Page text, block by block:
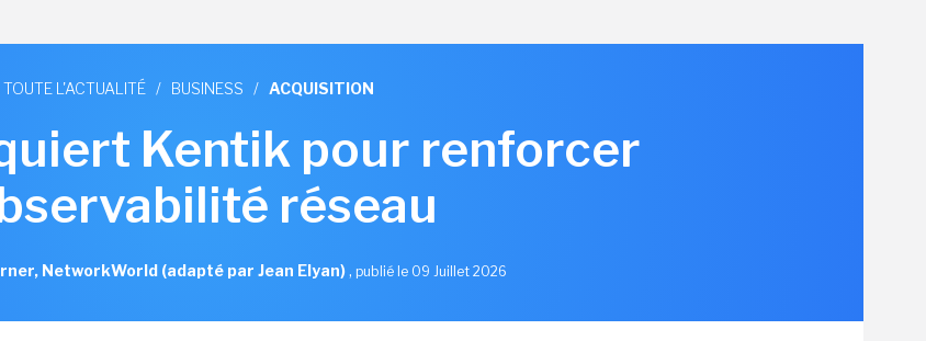
TOUTE L'ACTUALITÉ / BUSINESS / ACQUISITION
Kentik pour renforcer
réseau
NetworkWorld (adapté par Jean Elyan), publié le 09 Juillet 2026